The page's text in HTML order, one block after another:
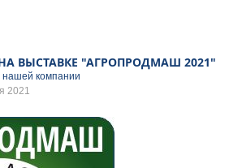
ВЫСТАВКЕ "АГРОПРОДМАШ 2021"
нашей компании
2021